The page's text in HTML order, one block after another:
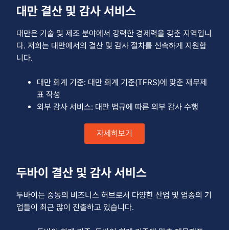
대만 결산 및 감사 서비스
대만은 기술 및 제조 분야에서 강력한 경제력을 갖춘 지역입니
다. 저희는 대만에서의 결산 및 감사 절차를 신속하게 지원합
니다.
대만 회계 기준: 대만 회계 기준(TFRS)에 맞춘 재무제
표 작성
외부 감사 서비스: 대만 법규에 따른 외부 감사 수행
자세히보기
두바이 결산 및 감사 서비스
두바이는 중동의 비즈니스 허브로서 다양한 산업 및 업종의 기
업들이 최근 많이 진출하고 있습니다.